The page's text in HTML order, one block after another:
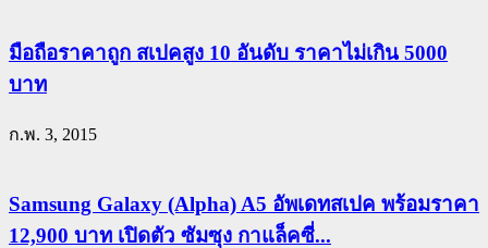
มือถือราคาถูก สเปคสูง 10 อันดับ ราคาไม่เกิน 5000
บาท
ก.พ. 3, 2015
Samsung Galaxy (Alpha) A5 อัพเดทสเปค พร้อมราคา
12,900 บาท เปิดตัว ซัมซุง กาแล็คซี่...